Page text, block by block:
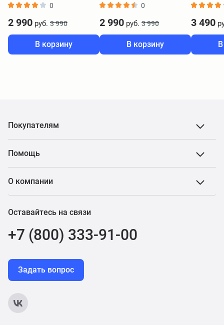
0
2 990 руб. 3 990
В корзину
0
2 990 руб. 3 990
В корзину
3 490
Покупателям
Помощь
О компании
Оставайтесь на связи
+7 (800) 333-91-00
Задать вопрос